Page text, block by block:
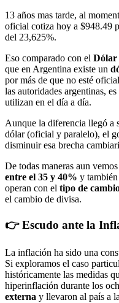
13 años mas tarde, al
oficial cotiza hoy a $948.49
del 23,625%.
Eso comparado con el Dólar
que en Argentina existe un
por más de que no esté
las autoridades argentinas,
utilizan en el día a día.
Aunque la diferencia llegó a
dólar (oficial y paralelo), el
disminuir esa brecha
De todas maneras aun
entre el 35 y 40% y
operan con el tipo de
el cambio de divisa.
👉 Escudo ante la
La inflación ha sido una
Si exploramos el caso
históricamente las medidas
hiperinflación durante los
externa y llevaron al país a